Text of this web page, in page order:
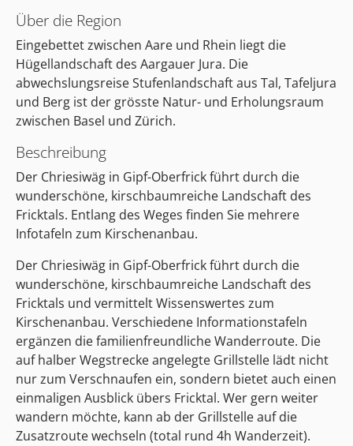
Über die Region
Eingebettet zwischen Aare und Rhein liegt die
Hügellandschaft des Aargauer Jura. Die
abwechslungsreise Stufenlandschaft aus Tal, Tafeljura
und Berg ist der grösste Natur- und Erholungsraum
zwischen Basel und Zürich.
Beschreibung
Der Chriesiwäg in Gipf-Oberfrick führt durch die
wunderschöne, kirschbaumreiche Landschaft des
Fricktals. Entlang des Weges finden Sie mehrere
Infotafeln zum Kirschenanbau.
Der Chriesiwäg in Gipf-Oberfrick führt durch die
wunderschöne, kirschbaumreiche Landschaft des
Fricktals und vermittelt Wissenswertes zum
Kirschenanbau. Verschiedene Informationstafeln
ergänzen die familienfreundliche Wanderroute. Die
auf halber Wegstrecke angelegte Grillstelle lädt nicht
nur zum Verschnaufen ein, sondern bietet auch einen
einmaligen Ausblick übers Fricktal. Wer gern weiter
wandern möchte, kann ab der Grillstelle auf die
Zusatzroute wechseln (total rund 4h Wanderzeit).